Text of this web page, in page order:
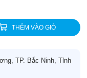
THÊM VÀO GIỎ
TP. Bắc Ninh, Tỉnh